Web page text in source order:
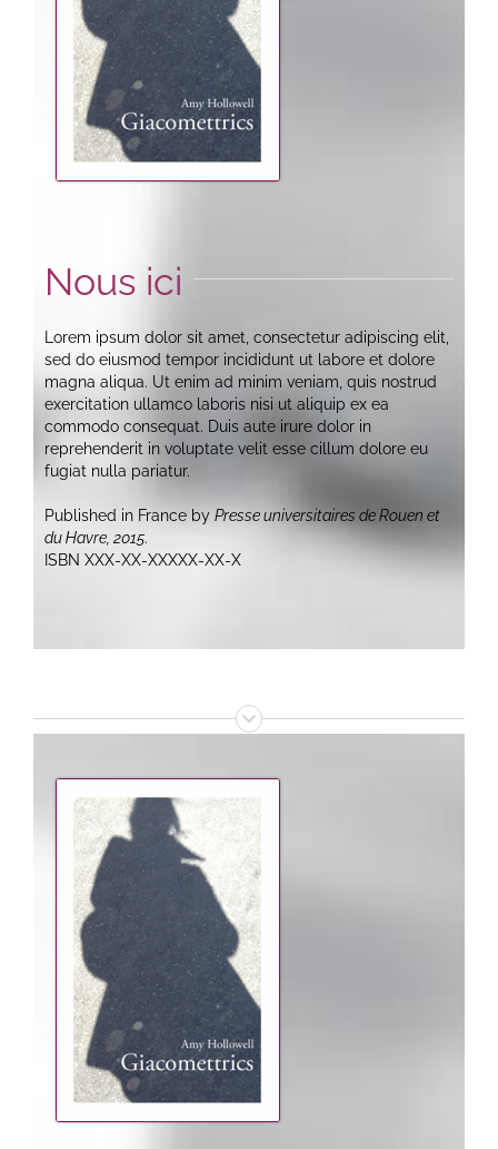
Nous ici
Lorem ipsum dolor sit amet, consectetur adipiscing elit,
sed do eiusmod tempor incididunt ut labore et dolore
magna aliqua. Ut enim ad minim veniam, quis nostrud
exercitation ullamco laboris nisi ut aliquip ex ea
commodo consequat. Duis aute irure dolor in
reprehenderit in voluptate velit esse cillum dolore eu
fugiat nulla pariatur.
Published in France by Presse universitaires de Rouen et
du Havre, 2015.
ISBN XXX-XX-XXXXX-XX-X